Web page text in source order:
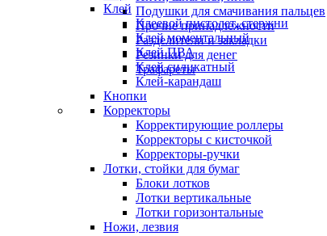
Подушки для смачивания пальцев
Прочие принадлежности
Разделители и закладки
Резинки для денег
Трафареты
Клей
Клеевой пистолет, стержни
Клей моментальный
Клей ПВА
Клей силикатный
Клей-карандаш
Кнопки
Корректоры
Корректирующие роллеры
Корректоры с кисточкой
Корректоры-ручки
Лотки, стойки для бумаг
Блоки лотков
Лотки вертикальные
Лотки горизонтальные
Ножи, лезвия